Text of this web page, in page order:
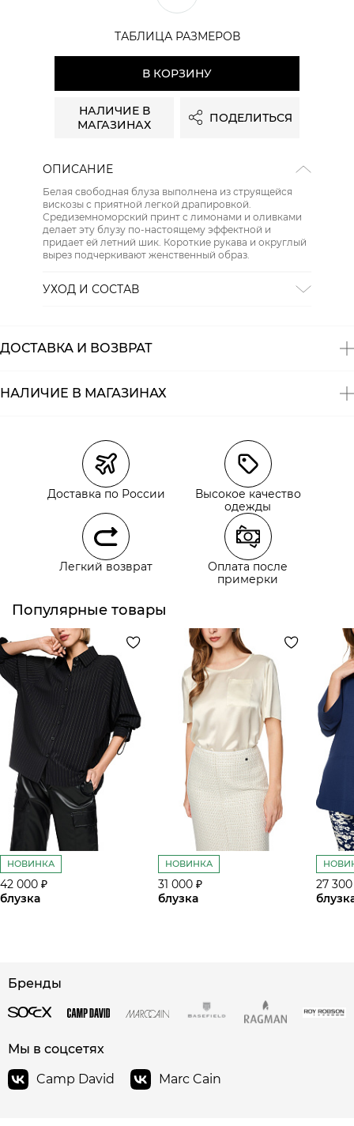
ТАБЛИЦА РАЗМЕРОВ
В КОРЗИНУ
НАЛИЧИЕ В
МАГАЗИНАХ
ПОДЕЛИТЬСЯ
ОПИСАНИЕ
Белая свободная блуза выполнена из струящейся
вискозы с приятной легкой драпировкой.
Средиземноморский принт с лимонами и оливками
делает эту блузу по-настоящему эффектной и
придает ей летний шик. Короткие рукава и округлый
вырез подчеркивают женственный образ.
УХОД И СОСТАВ
ДОСТАВКА И ВОЗВРАТ
Курьерская доставка СДЭК
Самовывоз из пункта выдачи СДЭК
Самовывоз из наших магазинов
Самовывоз из пункта выдачи СДЭК
НАЛИЧИЕ В МАГАЗИНАХ
Доставка по России
Высокое качество
одежды
Легкий возврат
Оплата после
примерки
Популярные товары
НОВИНКА
42 000 ₽
блузка
НОВИНКА
31 000 ₽
блузка
27
Бренды
Мы в соцсетях
Camp David
Marc Cain